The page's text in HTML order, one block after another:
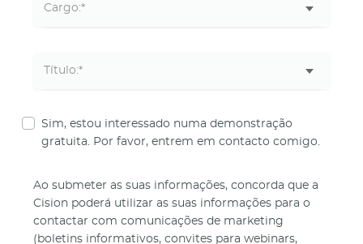
Sim, estou interessado numa demonstração
gratuita. Por favor, entrem em contacto comigo.
Ao submeter as suas informações, concorda que a
Cision poderá utilizar as suas informações para o
contactar com comunicações de marketing
(boletins informativos, convites para webinars,